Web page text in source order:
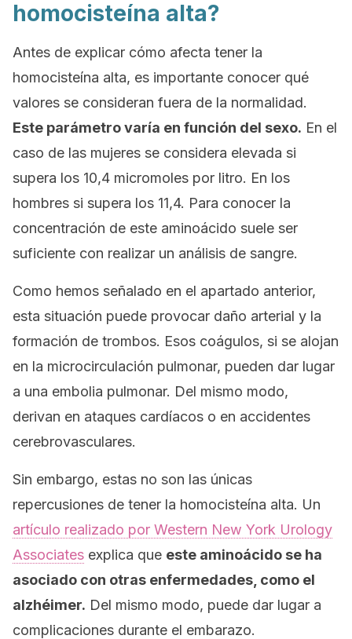
homocisteína alta?
Antes de explicar cómo afecta tener la
homocisteína alta, es importante conocer qué
valores se consideran fuera de la normalidad.
Este parámetro varía en función del sexo. En el
caso de las mujeres se considera elevada si
supera los 10,4 micromoles por litro. En los
hombres si supera los 11,4. Para conocer la
concentración de este aminoácido suele ser
suficiente con realizar un análisis de sangre.
Como hemos señalado en el apartado anterior,
esta situación puede provocar daño arterial y la
formación de trombos. Esos coágulos, si se alojan
en la microcirculación pulmonar, pueden dar lugar
a una embolia pulmonar. Del mismo modo,
derivan en ataques cardíacos o en accidentes
cerebrovasculares.
Sin embargo, estas no son las únicas
repercusiones de tener la homocisteína alta. Un
artículo realizado por Western New York Urology
Associates explica que este aminoácido se ha
asociado con otras enfermedades, como el
alzhéimer. Del mismo modo, puede dar lugar a
complicaciones durante el embarazo.